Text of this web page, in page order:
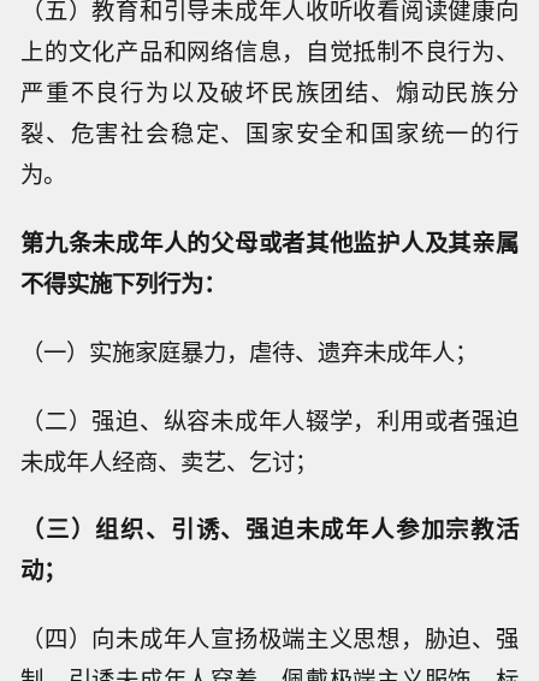
（五）教育和引导未成年人收听收看阅读健康向
上的文化产品和网络信息，自觉抵制不良行为、
严重不良行为以及破坏民族团结、煽动民族分
裂、危害社会稳定、国家安全和国家统一的行
为。
第九条未成年人的父母或者其他监护人及其亲属
不得实施下列行为：
（一）实施家庭暴力，虐待、遗弃未成年人；
（二）强迫、纵容未成年人辍学，利用或者强迫
未成年人经商、卖艺、乞讨；
（三）组织、引诱、强迫未成年人参加宗教活
动；
（四）向未成年人宣扬极端主义思想，胁迫、强